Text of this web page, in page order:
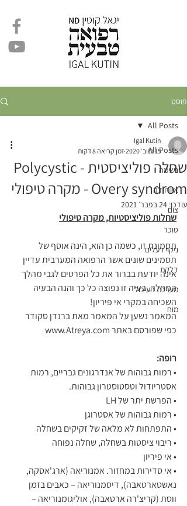
פוסט
All Posts
נשימה
איורוודה
צום
סוכר
ניקוי רעלים
דלקת
מערכת העיכול
מוח
All Posts
שחלה פוליציסטית - Polycystic
Overy syndrom - מקרה טיפולי
Igal Kutin
15 בנוב׳ 2020
זמן קריאה 8 דקות
עודכן: 24 בפבר׳ 2021
שחלות פוליציסטיות, מקרה טיפולי
תסמונת זו, כשמה כן הוא, הינה אוסף של
תסמינים שונים אשר הרפואה המערבית עדיין
אינה יודעת בברור את כל הפרטים לגבי מהלך
המחלה. בעיה זו נפוצה כל כך והנה הבעיה
השכיחה במקרי אי פיריון!
המאמר נשען על המאמר מאת ברנדן סקודר
כפי שפורסם באתר www.Atreya.com
רופה:
• רמות גבוהות של אנדרגונים גבריים, רמות
אסטריודול וטסטוסטרון גבוהות.
• הפרשת יתר של LH
• רמות גבוהות של אסטרוגן
• התפתחות לא מלאה של זקיקים בשחלה
• ריבוי ציסטות בשחלה, שחלה נפוחה
• אי פיריון
• אי סדירות במחזור. אמנוריאה (ארג'אסקה,
נאשטארטאבה), דיסמנוריאה – כאבים בזמן
ווסת (קריצ'רה ארטאבה), אוליגומנוריאה –